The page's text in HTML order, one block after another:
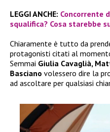
LEGGI ANCHE: Concorrente
squalifica? Cosa starebbe
Chiaramente è tutto da
protagonisti citati al
Semmai Giulia Cavaglià,
Basciano volessero dire la
ad ascoltare per qualsiasi